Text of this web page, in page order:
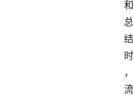
和
总
结
时
，
流